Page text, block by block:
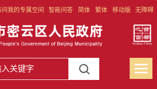
问我的专属空间 智能问答 简体 繁体 移动版 无障碍